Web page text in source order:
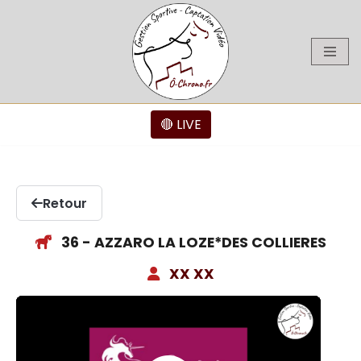
🔴 LIVE
Retour
36 - AZZARO LA LOZE*DES COLLIERES
XX XX